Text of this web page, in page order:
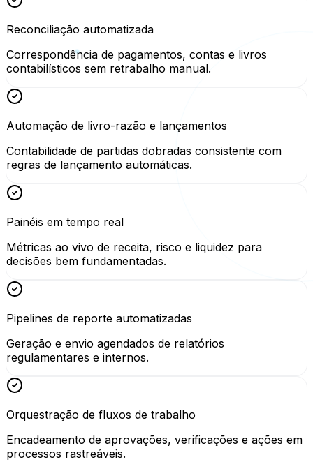
Reconciliação automatizada
Correspondência de pagamentos, contas e livros
contabilísticos sem retrabalho manual.
Automação de livro-razão e lançamentos
Contabilidade de partidas dobradas consistente com
regras de lançamento automáticas.
Painéis em tempo real
Métricas ao vivo de receita, risco e liquidez para
decisões bem fundamentadas.
Pipelines de reporte automatizadas
Geração e envio agendados de relatórios
regulamentares e internos.
Orquestração de fluxos de trabalho
Encadeamento de aprovações, verificações e ações em
processos rastreáveis.